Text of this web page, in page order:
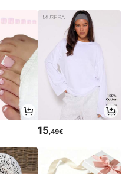
15 ,49€